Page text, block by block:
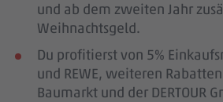
und ab dem zweiten Jahr
Weihnachtsgeld.
Du profitierst von 5%
und REWE, weiteren
Baumarkt und der DERTOUR